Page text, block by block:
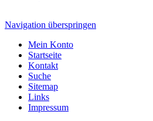
Navigation überspringen
Mein Konto
Startseite
Kontakt
Suche
Sitemap
Links
Impressum